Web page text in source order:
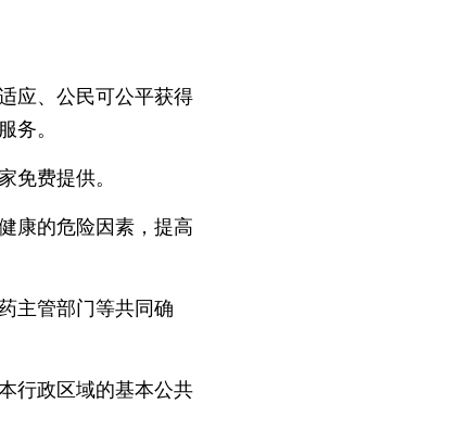
应、公民可公平获得
。
费提供。
的危险因素，提高
主管部门等共同确
行政区域的基本公共